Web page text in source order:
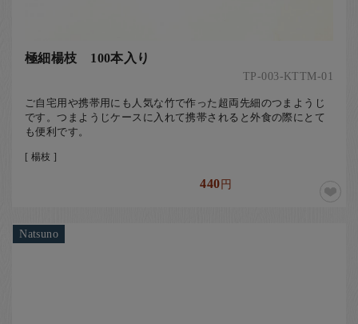
極細楊枝 100本入り
TP-003-KTTM-01
ご自宅用や携帯用にも人気な竹で作った超両先細のつまようじ
です。つまようじケースに入れて携帯されると外食の際にとて
も便利です。
[ 楊枝 ]
440円
Natsuno